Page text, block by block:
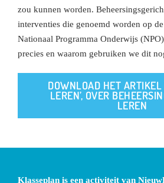
zou kunnen worden.
interventies die genoemd worden op
Nationaal Programma Onderwijs
precies en waarom gebruiken we dit
DOWNLOAD HET ARTIKEL
LEREN’, OVER
LEREN
Klasseplan is een activiteit van